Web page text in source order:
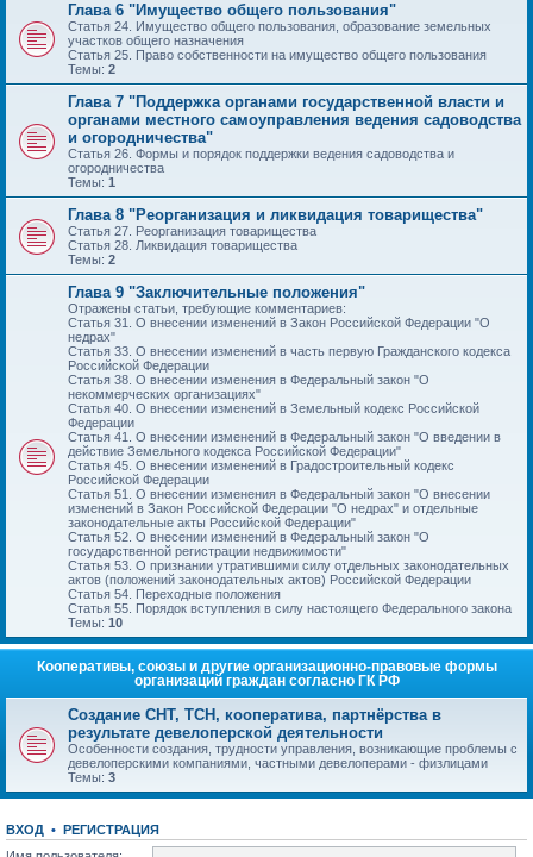
Глава 6 "Имущество общего пользования"
Статья 24. Имущество общего пользования, образование земельных
участков общего назначения
Статья 25. Право собственности на имущество общего пользования
Темы: 2
Глава 7 "Поддержка органами государственной власти и
органами местного самоуправления ведения садоводства
и огородничества"
Статья 26. Формы и порядок поддержки ведения садоводства и
огородничества
Темы: 1
Глава 8 "Реорганизация и ликвидация товарищества"
Статья 27. Реорганизация товарищества
Статья 28. Ликвидация товарищества
Темы: 2
Глава 9 "Заключительные положения"
Отражены статьи, требующие комментариев:
Статья 31. О внесении изменений в Закон Российской Федерации "О
недрах"
Статья 33. О внесении изменений в часть первую Гражданского кодекса
Российской Федерации
Статья 38. О внесении изменения в Федеральный закон "О
некоммерческих организациях"
Статья 40. О внесении изменений в Земельный кодекс Российской
Федерации
Статья 41. О внесении изменений в Федеральный закон "О введении в
действие Земельного кодекса Российской Федерации"
Статья 45. О внесении изменений в Градостроительный кодекс
Российской Федерации
Статья 51. О внесении изменения в Федеральный закон "О внесении
изменений в Закон Российской Федерации "О недрах" и отдельные
законодательные акты Российской Федерации"
Статья 52. О внесении изменений в Федеральный закон "О
государственной регистрации недвижимости"
Статья 53. О признании утратившими силу отдельных законодательных
актов (положений законодательных актов) Российской Федерации
Статья 54. Переходные положения
Статья 55. Порядок вступления в силу настоящего Федерального закона
Темы: 10
Кооперативы, союзы и другие организационно-правовые формы
организаций граждан согласно ГК РФ
Создание СНТ, ТСН, кооператива, партнёрства в
результате девелоперской деятельности
Особенности создания, трудности управления, возникающие проблемы с
девелоперскими компаниями, частными девелоперами - физлицами
Темы: 3
ВХОД • РЕГИСТРАЦИЯ